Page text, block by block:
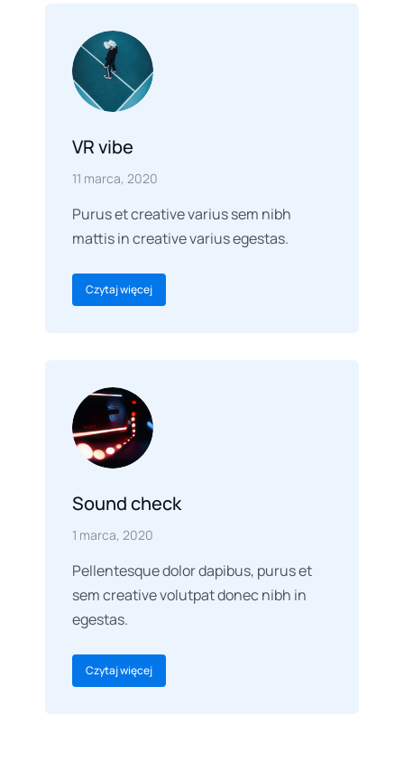
VR vibe
11 marca, 2020
Purus et creative varius sem nibh
mattis in creative varius egestas.
Czytaj więcej
Sound check
1 marca, 2020
Pellentesque dolor dapibus, purus et
sem creative volutpat donec nibh in
egestas.
Czytaj więcej